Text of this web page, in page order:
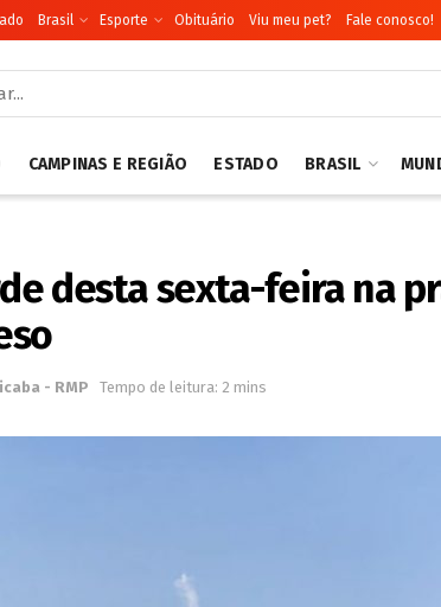
Brasil Esporte Obituário Viu meu pet? Fale conosco!
CAMPINAS E REGIÃO ESTADO BRASIL
desta sexta-feira na
- RMP Tempo de leitura: 2 mins